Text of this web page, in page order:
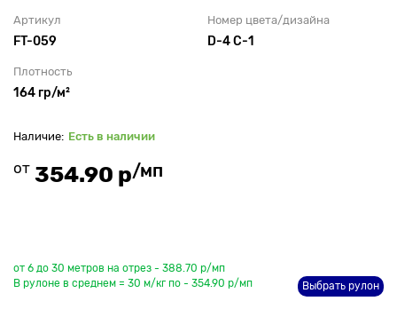
Артикул
FT-059
Номер цвета/дизайна
D-4 C-1
Плотность
164 гр/м²
Есть в наличии
от 354.90 р/мп
от 6 до 30 метров на отрез - 388.70 р/мп
В рулоне в среднем = 30 м/кг по - 354.90 р/мп
Выбрать рулон